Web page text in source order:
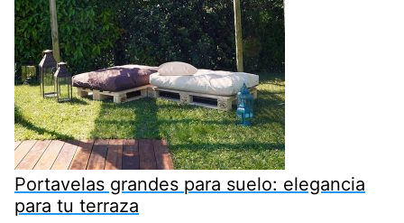
Portavelas grandes para suelo: elegancia
para tu terraza